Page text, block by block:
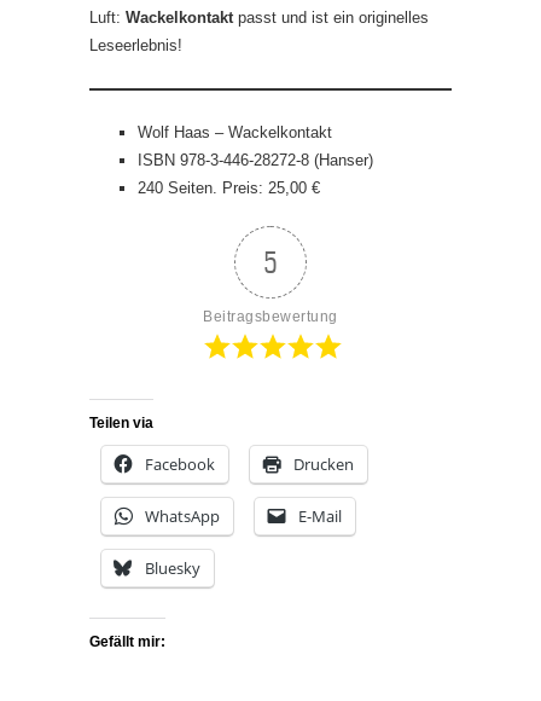
Luft: Wackelkontakt passt und ist ein originelles
Leseerlebnis!
Wolf Haas – Wackelkontakt
ISBN 978-3-446-28272-8 (Hanser)
240 Seiten. Preis: 25,00 €
5
Beitragsbewertung
Teilen via
Facebook Drucken
WhatsApp E-Mail
Bluesky
Gefällt mir: